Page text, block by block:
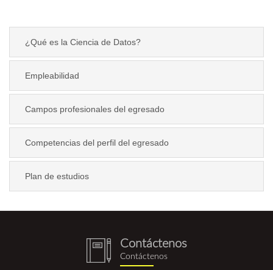
¿Qué es la Ciencia de Datos?
Empleabilidad
Campos profesionales del egresado
Competencias del perfil del egresado
Plan de estudios
notebookContáctenos
Contáctenos